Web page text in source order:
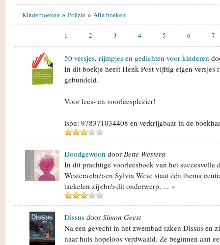
Kinderboeken » Poëzie » Alle boeken
1 2 3 4 5 6 7
50 versjes, rijmpjes en gedichten voor kinderen
In dit boekje heeft Henk Post vijftig eigen versjes
gebundeld.
Voor lees- en voorleesplezier!
isbn: 978371034408 en verkrijgbaar in de
Doodgewoon door Bette Westera
In dit prachtige voorleesboek van het succesvolle
Westera<br/>en Sylvia Weve staat één thema
tackelen zij<br/>dit onderwerp, ... »
Dissus door Simon Geest
Na een gevecht in het zwembad raken Dissus en
naar huis hopeloos verdwaald. Ze beginnen aan